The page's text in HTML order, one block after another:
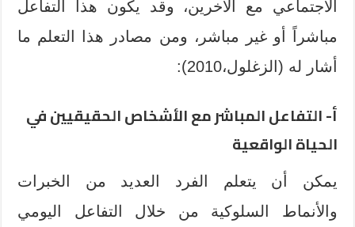
الاجتماعي مع الآخرين، وقد يكون هذا التفاعل
مباشراً أو غير مباشر، ومن مصادر هذا التعلم ما
أشار له (الزغلول،2010):
أ- التفاعل المباشر مع الأشخاص الحقيقيين في
الحياة الواقعية
يمكن أن يتعلم الفرد العديد من الخبرات
والأنماط السلوكية من خلال التفاعل اليومي